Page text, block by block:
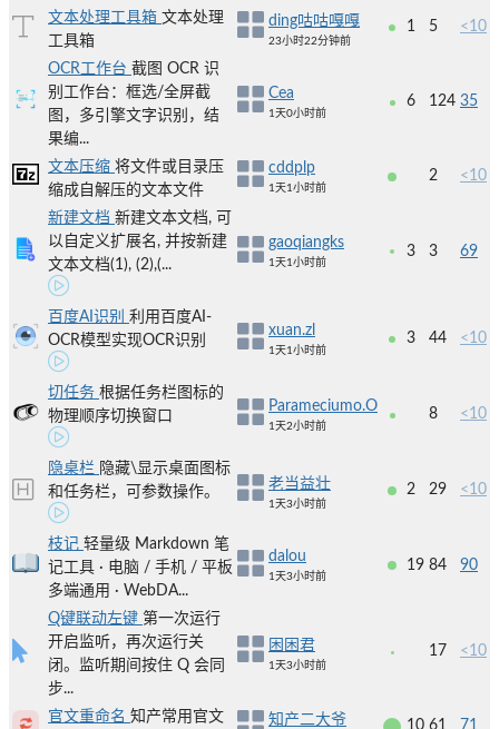
文本处理工具箱 文本处理
工具箱
ding咕咕嘎嘎
23小时22分钟前
1 5 <10
OCR工作台 截图 OCR 识
别工作台：框选/全屏截
图，多引擎文字识别，结
果编...
Cea
1天0小时前
6 124 35
文本压缩 将文件或目录压
缩成自解压的文本文件
cddplp
1天1小时前
2 <10
新建文档 新建文本文档, 可
以自定义扩展名, 并按新建
文本文档(1), (2),(...
gaoqiangks
1天1小时前
3 3 69
百度AI识别 利用百度AI-
OCR模型实现OCR识别
xuan.zl
1天1小时前
3 44 <10
切任务 根据任务栏图标的
物理顺序切换窗口
Parameciumo.O
1天2小时前
8 <10
隐桌栏 隐藏\显示桌面图标
和任务栏，可参数操作。
老当益壮
1天3小时前
2 29 <10
枝记 轻量级 Markdown 笔
记工具 · 电脑 / 手机 / 平板
多端通用 · WebDA...
dalou
1天3小时前
19 84 90
Q键联动左键 第一次运行
开启监听，再次运行关
闭。监听期间按住 Q 会同
步...
困困君
1天3小时前
17 <10
官文重命名 知产常用官文
知产二大爷 10 61 71